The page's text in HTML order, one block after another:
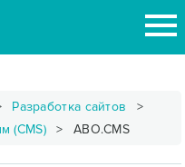
Разработка сайтов
(CMS)
ABO.CMS